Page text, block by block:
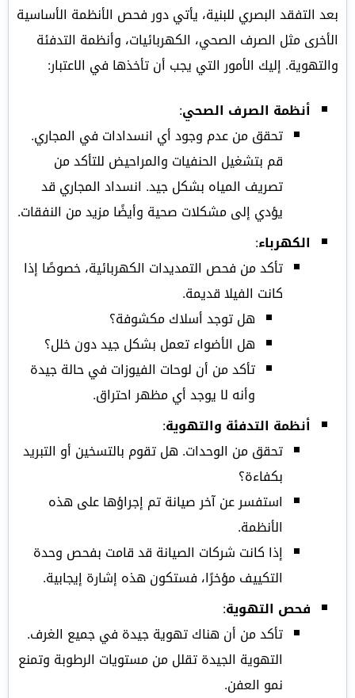
بعد التفقد البصري للبنية، يأتي دور فحص الأنظمة الأساسية
الأخرى مثل الصرف الصحي، الكهربائيات، وأنظمة التدفئة
والتهوية. إليك الأمور التي يجب أن تأخذها في الاعتبار:
أنظمة الصرف الصحي:
تحقق من عدم وجود أي انسدادات في المجاري.
قم بتشغيل الحنفيات والمراحيض للتأكد من
تصريف المياه بشكل جيد. انسداد المجاري قد
يؤدي إلى مشكلات صحية وأيضًا مزيد من النفقات.
الكهرباء:
تأكد من فحص التمديدات الكهربائية، خصوصًا إذا
كانت الفيلا قديمة.
هل توجد أسلاك مكشوفة؟
هل الأضواء تعمل بشكل جيد دون خلل؟
تأكد من أن لوحات الفيوزات في حالة جيدة
وأنه لا يوجد أي مظهر احتراق.
أنظمة التدفئة والتهوية:
تحقق من الوحدات. هل تقوم بالتسخين أو التبريد
بكفاءة؟
استفسر عن آخر صيانة تم إجراؤها على هذه
الأنظمة.
إذا كانت شركات الصيانة قد قامت بفحص وحدة
التكييف مؤخرًا، فستكون هذه إشارة إيجابية.
فحص التهوية:
تأكد من أن هناك تهوية جيدة في جميع الغرف.
التهوية الجيدة تقلل من مستويات الرطوبة وتمنع
نمو العفن.